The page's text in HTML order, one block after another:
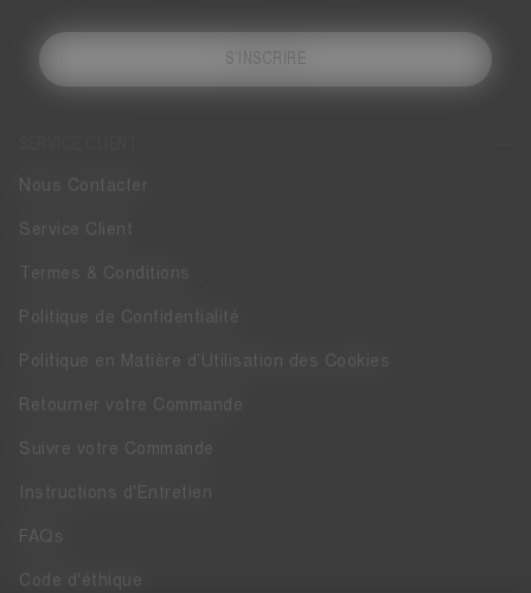
Nous Contacter
Service Client
Termes & Conditions
Politique de Confidentialité
Politique en Matière d’Utilisation des Cookies
Retourner votre Commande
Suivre votre Commande
Instructions d'Entretien
FAQs
Code d'éthique
S’INSCRIRE